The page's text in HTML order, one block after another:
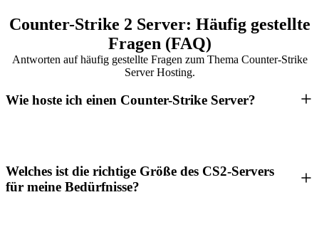
Counter-Strike 2 Server: Häufig gestellte
Fragen (FAQ)
Antworten auf häufig gestellte Fragen zum Thema Counter-Strike
Server Hosting.
Wie hoste ich einen Counter-Strike Server?
Welches ist die richtige Größe des CS2-Servers
für meine Bedürfnisse?